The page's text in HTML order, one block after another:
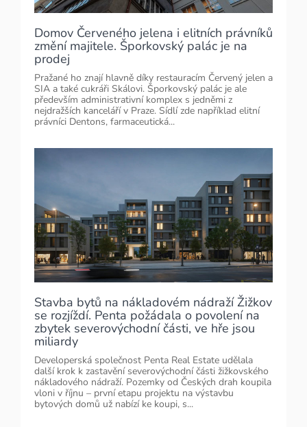
Domov Červeného jelena i elitních právníků
změní majitele. Šporkovský palác je na
prodej
Pražané ho znají hlavně díky restauracím Červený jelen a
SIA a také cukráři Skálovi. Šporkovský palác je ale
především administrativní komplex s jedněmi z
nejdražších kanceláří v Praze. Sídlí zde například elitní
právníci Dentons, farmaceutická...
Stavba bytů na nákladovém nádraží Žižkov
se rozjíždí. Penta požádala o povolení na
zbytek severovýchodní části, ve hře jsou
miliardy
Developerská společnost Penta Real Estate udělala
další krok k zastavění severovýchodní části žižkovského
nákladového nádraží. Pozemky od Českých drah koupila
vloni v říjnu – první etapu projektu na výstavbu
bytových domů už nabízí ke koupi, s...